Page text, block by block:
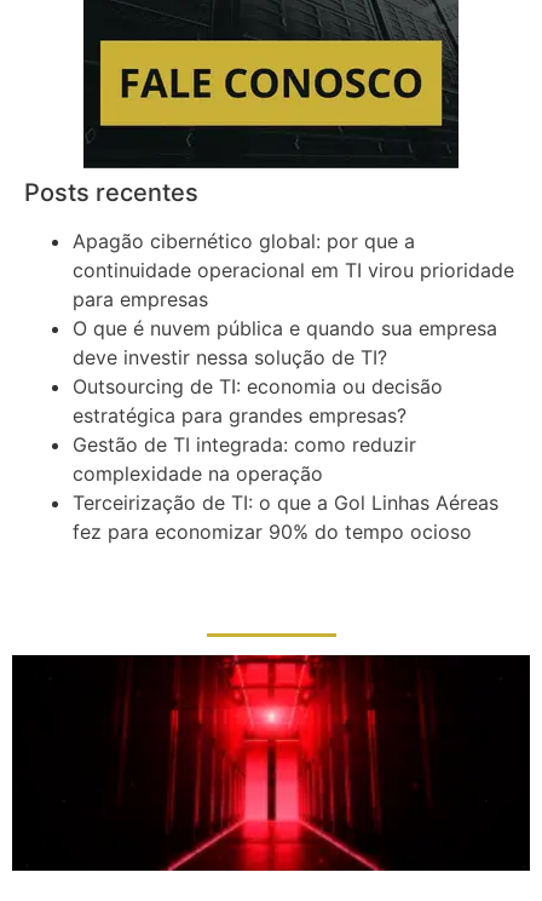
Posts recentes
Apagão cibernético global: por que a
continuidade operacional em TI virou prioridade
para empresas
O que é nuvem pública e quando sua empresa
deve investir nessa solução de TI?
Outsourcing de TI: economia ou decisão
estratégica para grandes empresas?
Gestão de TI integrada: como reduzir
complexidade na operação
Terceirização de TI: o que a Gol Linhas Aéreas
fez para economizar 90% do tempo ocioso